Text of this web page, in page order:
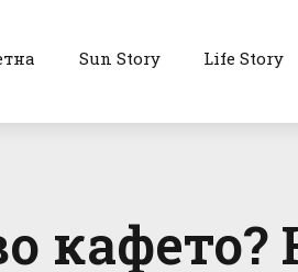
Sun Story Life Story